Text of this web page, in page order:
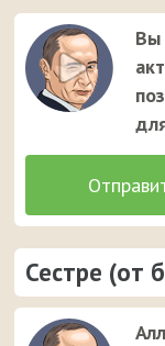
Вы
Сестре (от